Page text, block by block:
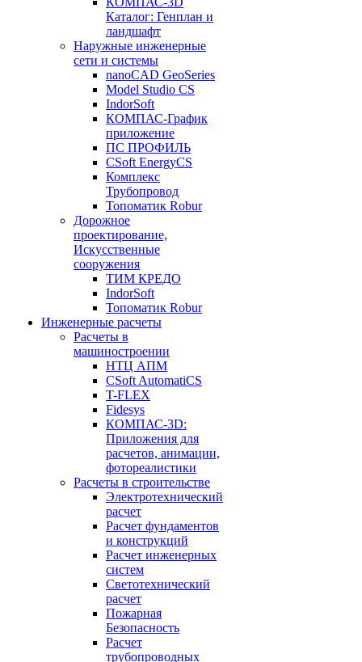
Каталог: Генплан и
ландшафт
Наружные инженерные
сети и системы
nanoCAD GeoSeries
Model Studio CS
IndorSoft
КОМПАС-График
приложение
ПС ПРОФИЛЬ
CSoft EnergyCS
Комплекс
Трубопровод
Топоматик Robur
Дорожное
проектирование,
Искусственные
сооружения
ТИМ КРЕДО
IndorSoft
Топоматик Robur
Инженерные расчеты
Расчеты в
машиностроении
НТЦ АПМ
CSoft AutomatiCS
T-FLEX
Fidesys
КОМПАС-3D:
Приложения для
расчетов, анимации,
фотореалистики
Расчеты в строительстве
Электротехнический
расчет
Расчет фундаментов
и конструкций
Расчет инженерных
систем
Светотехнический
расчет
Пожарная
Безопасность
Расчет
трубопроводных